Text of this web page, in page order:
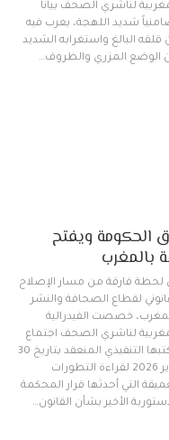
لناشري الصحف بياناً
شديد اللهجة، يعرب فيه
قلقه البالغ واستغرابه الشديد
الوضع المزري والظروف…
الحكومة ويفتح
بالمغرب
لحظة فارقة من مسار الإصلاح
لقطاع الصحافة والنشر
خصصت الفيدرالية
لناشري الصحف اجتماع
مكتبها التنفيذي المنعقد بتاريخ 30
يناير 2026 لقراءة التطورات
التي أحدثها قرار المحكمة
الأخير بشأن القانون…